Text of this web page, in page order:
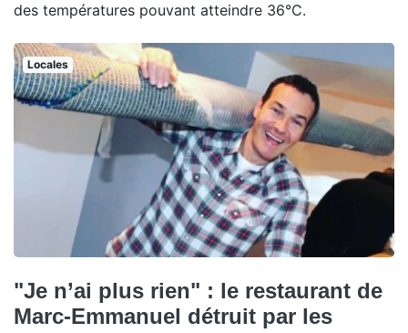
des températures pouvant atteindre 36°C.
Locales
"Je n’ai plus rien" : le restaurant de
Marc-Emmanuel détruit par les